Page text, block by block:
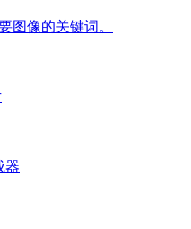
图像的关键词。
器